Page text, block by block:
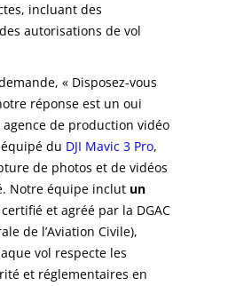
incluant des
autorisations de vol
« Disposez-vous
réponse est un oui
de production vidéo
du DJI Mavic 3 Pro,
de photos et de vidéos
Notre équipe inclut un
certifié et agréé par la DGAC
de l’Aviation Civile),
vol respecte les
et réglementaires en